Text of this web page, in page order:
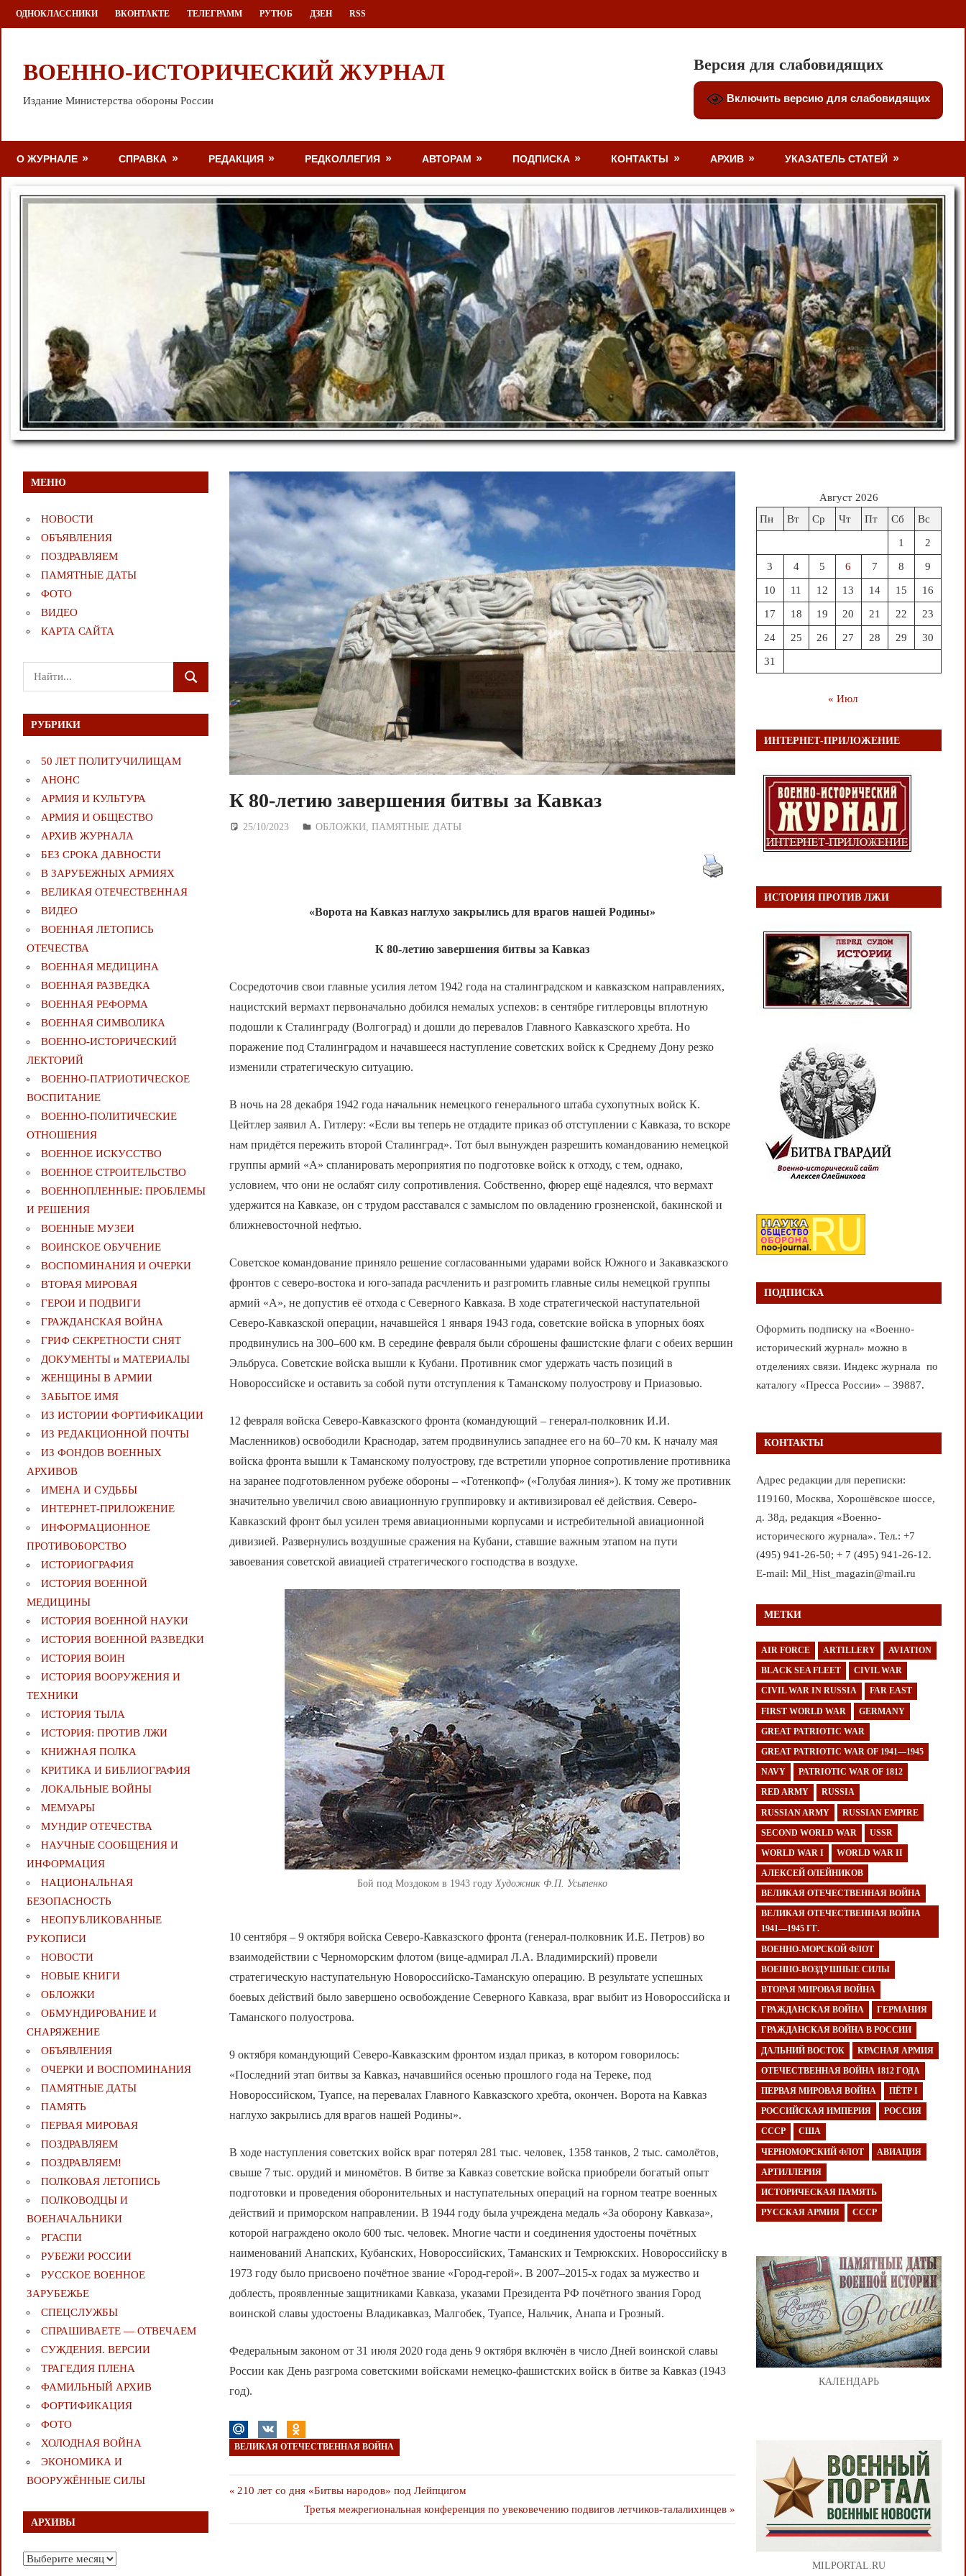
Перейти
к
ОДНОКЛАССНИКИ ВКОНТАКТЕ ТЕЛЕГРАММ РУТЮБ ДЗЕН RSS
ВОЕННО-ИСТОРИЧЕСКИЙ ЖУРНАЛ
Издание Министерства обороны России
Версия для слабовидящих
Включить версию для слабовидящих
О ЖУРНАЛЕ СПРАВКА РЕДАКЦИЯ РЕДКОЛЛЕГИЯ АВТОРАМ ПОДПИСКА КОНТАКТЫ АРХИВ УКАЗАТЕЛЬ СТАТЕЙ
К 80-летию завершения битвы за Кавказ
25/10/2023 Дежурный по Редакции
ОБЛОЖКИ, ПАМЯТНЫЕ ДАТЫ
«Ворота на Кавказ наглухо закрылись для врагов нашей Родины»
К 80-летию завершения битвы за Кавказ
Сосредоточив свои главные усилия летом 1942 года на сталинградском и кавказском направлениях,
нацистский вермахт первоначально добился немалых успехов: в сентябре гитлеровцы вплотную
подошли к Сталинграду (Волгоград) и дошли до перевалов Главного Кавказского хребта. Но
поражение под Сталинградом и начавшееся наступление советских войск к Среднему Дону резко
изменили стратегическую ситуацию.
В ночь на 28 декабря 1942 года начальник немецкого генерального штаба сухопутных войск К.
Цейтлер заявил А. Гитлеру: «Если вы теперь не отдадите приказ об отступлении с Кавказа, то вскоре
нам придётся пережить второй Сталинград». Тот был вынужден разрешить командованию немецкой
группы армий «А» спланировать мероприятия по подготовке войск к отходу, с тем, однако,
условием, что они не ослабят силу сопротивления. Собственно, фюрер ещё надеялся, что вермахт
удержится на Кавказе, он с трудом расставался с замыслом по овладению грозненской, бакинской и
ближневосточной нефтью.
Советское командование приняло решение согласованными ударами войск Южного и Закавказского
фронтов с северо-востока и юго-запада расчленить и разгромить главные силы немецкой группы
армий «А», не допустив её отхода с Северного Кавказа. В ходе стратегической наступательной
Северо-Кавказской операции, начавшейся 1 января 1943 года, советские войска в упорных боях
продвинулись на 300–600 км. В середине февраля были сброшены фашистские флаги с обеих вершин
Эльбруса. Советские войска вышли к Кубани. Противник смог удержать часть позиций в
Новороссийске и оставить за собой пути отступления к Таманскому полуострову и Приазовью.
12 февраля войска Северо-Кавказского фронта (командующий – генерал-полковник И.И.
Масленников) освободили Краснодар, затем продвинулись западнее его на 60–70 км. К началу мая
войска фронта вышли к Таманскому полуострову, где встретили упорное сопротивление противника
на заранее подготовленном рубеже обороны – «Готенкопф» («Голубая линия»). К тому же противник
значительно увеличил свою авиационную группировку и активизировал её действия. Северо-
Кавказский фронт был усилен тремя авиационными корпусами и истребительной авиационной
дивизией. Развернулись воздушные сражения на Кубани, ставшие важным этапом на пути
завоевания советской авиацией стратегического господства в воздухе.
Бой под Моздоком в 1943 году Художник Ф.П. Усыпенко
10 сентября – 9 октября войска Северо-Кавказского фронта (генерал-полковник И.Е. Петров) во
взаимодействии с Черноморским флотом (вице-адмирал Л.А. Владимирский) провели
стратегическую наступательную Новороссийско-Таманскую операцию. В результате успешных
боевых действий было завершено освобождение Северного Кавказа, враг выбит из Новороссийска и
Таманского полуострова.
9 октября командующий Северо-Кавказским фронтом издал приказ, в котором говорилось:
«Последний этап битвы за Кавказ, начавшийся осенью прошлого года на Тереке, под
Новороссийском, Туапсе, на перевалах Главного Кавказского хребта, окончен. Ворота на Кавказ
наглухо закрылись для врагов нашей Родины».
В ходе наступления советских войск враг потерял 281 тыс. человек, 1358 танков, 2 тыс. самолётов,
свыше 7 тыс. орудий и миномётов. В битве за Кавказ советские войска приобрели богатый опыт
подготовки и проведения оборонительных и наступательных операций на горном театре военных
действий и приморском направлении. В 1944 году была учреждена медаль «За оборону Кавказа»,
которой награждено около 600 тыс. человек. Многие части и соединения удостоены почётных
наименований Анапских, Кубанских, Новороссийских, Таманских и Темрюкских. Новороссийску в
1973 году было присвоено почётное звание «Город-герой». В 2007–2015-х годах за мужество и
доблесть, проявленные защитниками Кавказа, указами Президента РФ почётного звания Город
воинской славы удостоены Владикавказ, Малгобек, Туапсе, Нальчик, Анапа и Грозный.
Федеральным законом от 31 июля 2020 года день 9 октября включён в число Дней воинской славы
России как День разгрома советскими войсками немецко-фашистских войск в битве за Кавказ (1943
год).
ВЕЛИКАЯ ОТЕЧЕСТВЕННАЯ ВОЙНА
Навигация
по
Предыдущая
210 лет со дня «Битвы народов» под Лейпцигом
Следующая
публикация
Третья межрегиональная конференция по увековечению подвигов летчиков-талалихинцев
МЕНЮ
НОВОСТИ
ОБЪЯВЛЕНИЯ
ПОЗДРАВЛЯЕМ
ПАМЯТНЫЕ ДАТЫ
ФОТО
ВИДЕО
КАРТА САЙТА
Поиск
для:
ПОИСК
РУБРИКИ
50 ЛЕТ ПОЛИТУЧИЛИЩАМ
АНОНС
АРМИЯ И КУЛЬТУРА
АРМИЯ И ОБЩЕСТВО
АРХИВ ЖУРНАЛА
БЕЗ СРОКА ДАВНОСТИ
В ЗАРУБЕЖНЫХ АРМИЯХ
ВЕЛИКАЯ ОТЕЧЕСТВЕННАЯ
ВИДЕО
ВОЕННАЯ ЛЕТОПИСЬ
ОТЕЧЕСТВА
ВОЕННАЯ МЕДИЦИНА
ВОЕННАЯ РАЗВЕДКА
ВОЕННАЯ РЕФОРМА
ВОЕННАЯ СИМВОЛИКА
ВОЕННО-ИСТОРИЧЕСКИЙ
ЛЕКТОРИЙ
ВОЕННО-ПАТРИОТИЧЕСКОЕ
ВОСПИТАНИЕ
ВОЕННО-ПОЛИТИЧЕСКИE
ОТНОШЕНИЯ
ВОЕННОЕ ИСКУССТВО
ВОЕННОЕ СТРОИТЕЛЬСТВО
ВОЕННОПЛЕННЫЕ: ПРОБЛЕМЫ
И РЕШЕНИЯ
ВОЕННЫЕ МУЗЕИ
ВОИНСКОЕ ОБУЧЕНИЕ
ВОСПОМИНАНИЯ И ОЧЕРКИ
ВТОРАЯ МИРОВАЯ
ГЕРОИ И ПОДВИГИ
ГРАЖДАНСКАЯ ВОЙНА
ГРИФ СЕКРЕТНОСТИ СНЯТ
ДОКУМЕНТЫ и МАТЕРИАЛЫ
ЖЕНЩИНЫ В АРМИИ
ЗАБЫТОЕ ИМЯ
ИЗ ИСТОРИИ ФОРТИФИКАЦИИ
ИЗ РЕДАКЦИОННОЙ ПОЧТЫ
ИЗ ФОНДОВ ВОЕННЫХ
АРХИВОВ
ИМЕНА И СУДЬБЫ
ИНТЕРНЕТ-ПРИЛОЖЕНИЕ
ИНФОРМАЦИОННОЕ
ПРОТИВОБОРСТВО
ИСТОРИОГРАФИЯ
ИСТОРИЯ ВОЕННОЙ
МЕДИЦИНЫ
ИСТОРИЯ ВОЕННОЙ НАУКИ
ИСТОРИЯ ВОЕННОЙ РАЗВЕДКИ
ИСТОРИЯ ВОИН
ИСТОРИЯ ВООРУЖЕНИЯ И
ТЕХНИКИ
ИСТОРИЯ ТЫЛА
ИСТОРИЯ: ПРОТИВ ЛЖИ
КНИЖНАЯ ПОЛКА
КРИТИКА И БИБЛИОГРАФИЯ
ЛОКАЛЬНЫЕ ВОЙНЫ
МЕМУАРЫ
МУНДИР ОТЕЧЕСТВА
НАУЧНЫЕ СООБЩЕНИЯ И
ИНФОРМАЦИЯ
НАЦИОНАЛЬНАЯ
БЕЗОПАСНОСТЬ
НЕОПУБЛИКОВАННЫЕ
РУКОПИСИ
НОВОСТИ
НОВЫЕ КНИГИ
ОБЛОЖКИ
ОБМУНДИРОВАНИЕ И
СНАРЯЖЕНИЕ
ОБЪЯВЛЕНИЯ
ОЧЕРКИ И ВОСПОМИНАНИЯ
ПАМЯТНЫЕ ДАТЫ
ПАМЯТЬ
ПЕРВАЯ МИРОВАЯ
ПОЗДРАВЛЯЕМ
ПОЗДРАВЛЯЕМ!
ПОЛКОВАЯ ЛЕТОПИСЬ
ПОЛКОВОДЦЫ И
ВОЕНАЧАЛЬНИКИ
РГАСПИ
РУБЕЖИ РОССИИ
РУССКОЕ ВОЕННОЕ
ЗАРУБЕЖЬЕ
СПЕЦСЛУЖБЫ
СПРАШИВАЕТЕ — ОТВЕЧАЕМ
СУЖДЕНИЯ. ВЕРСИИ
ТРАГЕДИЯ ПЛЕНА
ФАМИЛЬНЫЙ АРХИВ
ФОРТИФИКАЦИЯ
ФОТО
ХОЛОДНАЯ ВОЙНА
ЭКОНОМИКА И
ВООРУЖЁННЫЕ СИЛЫ
АРХИВЫ
Архивы
Август 2026
Пн
Вт Ср Чт Пт Сб Вс
1 2
3 4 5 6 7 8 9
10 11 12 13 14 15 16
17 18 19 20 21 22 23
24 25 26 27 28 29 30
31
« Июл
ИНТЕРНЕТ-ПРИЛОЖЕНИЕ
ИСТОРИЯ ПРОТИВ ЛЖИ
ПОДПИСКА
Оформить подписку на «Военно-
исторический журнал» можно в
отделениях связи. Индекс журнала по
каталогу «Пресса России» – 39887.
КОНТАКТЫ
Адрес редакции для переписки:
119160, Москва, Хорошёвское шоссе,
д. 38д, редакция «Военно-
исторического журнала». Тел.: +7
(495) 941-26-50; + 7 (495) 941-26-12.
E-mail: Mil_Hist_magazin@mail.ru
МЕТКИ
AIR FORCE ARTILLERY AVIATION
BLACK SEA FLEET CIVIL WAR
CIVIL WAR IN RUSSIA FAR EAST
FIRST WORLD WAR GERMANY
GREAT PATRIOTIC WAR
GREAT PATRIOTIC WAR OF 1941—1945
NAVY PATRIOTIC WAR OF 1812
RED ARMY RUSSIA
RUSSIAN ARMY RUSSIAN EMPIRE
SECOND WORLD WAR USSR
WORLD WAR I WORLD WAR II
АЛЕКСЕЙ ОЛЕЙНИКОВ
ВЕЛИКАЯ ОТЕЧЕСТВЕННАЯ ВОЙНА
ВЕЛИКАЯ ОТЕЧЕСТВЕННАЯ ВОЙНА
1941—1945 ГГ.
ВОЕННО-МОРСКОЙ ФЛОТ
ВОЕННО-ВОЗДУШНЫЕ СИЛЫ
ВТОРАЯ МИРОВАЯ ВОЙНА
ГРАЖДАНСКАЯ ВОЙНА ГЕРМАНИЯ
ГРАЖДАНСКАЯ ВОЙНА В РОССИИ
ДАЛЬНИЙ ВОСТОК КРАСНАЯ АРМИЯ
ОТЕЧЕСТВЕННАЯ ВОЙНА 1812 ГОДА
ПЕРВАЯ МИРОВАЯ ВОЙНА ПЁТР I
РОССИЙСКАЯ ИМПЕРИЯ РОССИЯ
СССР США
ЧЕРНОМОРСКИЙ ФЛОТ АВИАЦИЯ
АРТИЛЛЕРИЯ
ИСТОРИЧЕСКАЯ ПАМЯТЬ
РУССКАЯ АРМИЯ СССР
КАЛЕНДАРЬ
MILPORTAL.RU